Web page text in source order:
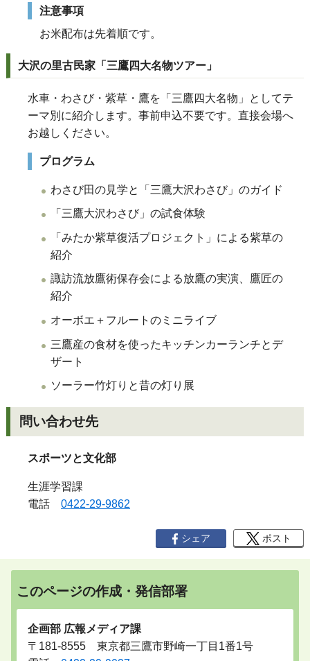
注意事項
お米配布は先着順です。
大沢の里古民家「三鷹四大名物ツアー」
水車・わさび・紫草・鷹を「三鷹四大名物」としてテ
ーマ別に紹介します。事前申込不要です。直接会場へ
お越しください。
プログラム
わさび田の見学と「三鷹大沢わさび」のガイド
「三鷹大沢わさび」の試食体験
「みたか紫草復活プロジェクト」による紫草の
紹介
諏訪流放鷹術保存会による放鷹の実演、鷹匠の
紹介
オーボエ＋フルートのミニライブ
三鷹産の食材を使ったキッチンカーランチとデ
ザート
ソーラー竹灯りと昔の灯り展
問い合わせ先
スポーツと文化部
生涯学習課
電話 0422-29-9862
シェア ポスト
このページの作成・発信部署
企画部 広報メディア課
〒181-8555 東京都三鷹市野崎一丁目1番1号